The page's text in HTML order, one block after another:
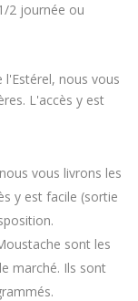
2 journée ou
nous vous
L'accès y est
vous livrons les
y est facile (sortie
sont les
marché. Ils sont